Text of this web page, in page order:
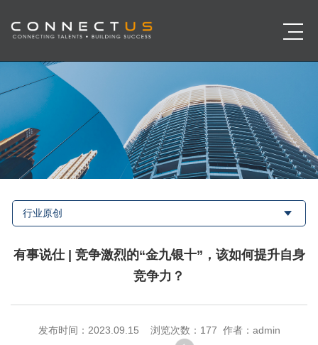
行业原创
有事说仕 | 竞争激烈的“金九银十”，该如何提升自身
竞争力？
发布时间：2023.09.15 浏览次数： 177 作者：admin